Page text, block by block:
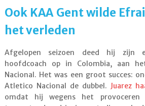
Ook KAA Gent wilde
het verleden
Afgelopen seizoen deed hij zijn
hoofdcoach op in Colombia, aan
Nacional. Het was een groot succes:
Atletico Nacional de dubbel. Juarez
omdat hij wegens het